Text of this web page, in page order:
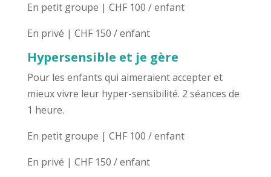
En petit groupe | CHF 100 / enfant
En privé | CHF 150 / enfant
Hypersensible et je gère
Pour les enfants qui aimeraient accepter et
mieux vivre leur hyper-sensibilité. 2 séances de
1 heure.
En petit groupe | CHF 100 / enfant
En privé | CHF 150 / enfant